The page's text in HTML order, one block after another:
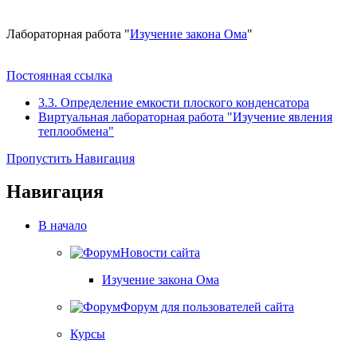
Лабораторная работа "Изучение закона Ома"
Постоянная ссылка
3.3. Определение емкости плоского конденсатора
Виртуальная лабораторная работа "Изучение явления
теплообмена"
Пропустить Навигация
Навигация
В начало
Новости сайта
Изучение закона Ома
Форум для пользователей сайта
Курсы